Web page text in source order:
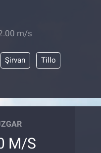
m/s
Şirvan Tillo
M/S